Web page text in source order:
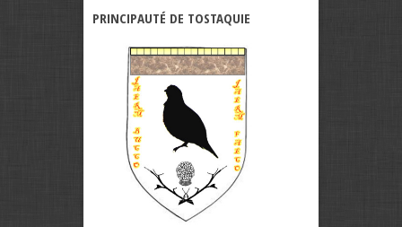
PRINCIPAUTÉ DE TOSTAQUIE